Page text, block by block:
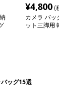
¥4,800(税
カメラ バッグ
ット三脚用 軽
ッグ15選